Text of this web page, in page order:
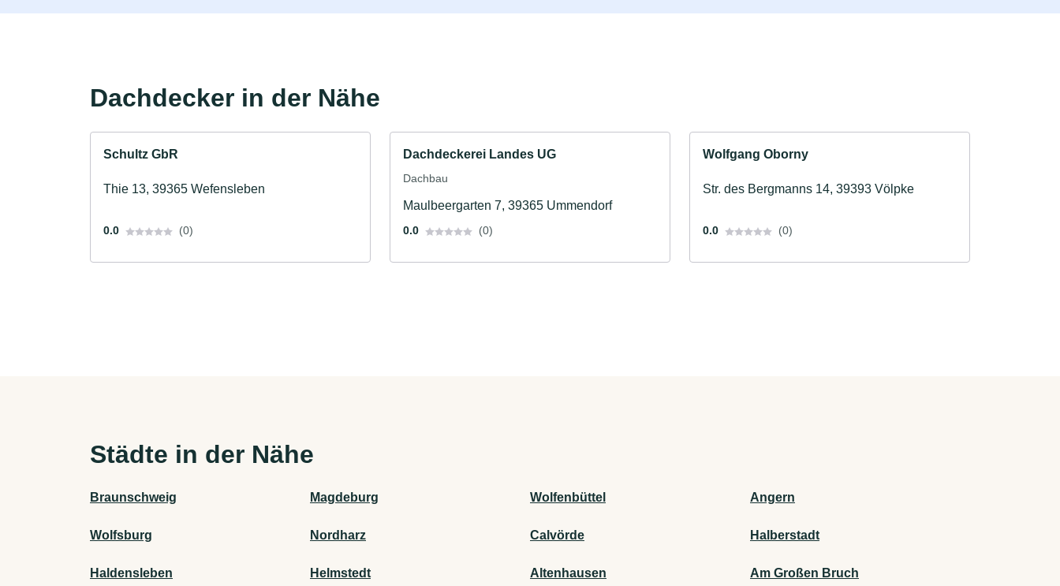
Dachdecker in der Nähe
Schultz GbR
Thie 13, 39365 Wefensleben
0.0 (0)
Dachdeckerei Landes UG
Dachbau
Maulbeergarten 7, 39365 Ummendorf
0.0 (0)
Wolfgang Oborny
Str. des Bergmanns 14, 39393 Völpke
0.0 (0)
Städte in der Nähe
Braunschweig Magdeburg Wolfenbüttel Angern
Wolfsburg Nordharz Calvörde Halberstadt
Haldensleben Helmstedt Altenhausen Am Großen Bruch